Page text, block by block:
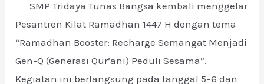
SMP Tridaya Tunas Bangsa kembali menggelar
Pesantren Kilat Ramadhan 1447 H dengan tema
“Ramadhan Booster: Recharge Semangat Menjadi
Gen-Q (Generasi Qur’ani) Peduli Sesama”.
Kegiatan ini berlangsung pada tanggal 5–6 dan
Sesama